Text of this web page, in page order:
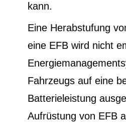
kann.
Eine Herabstufung
eine EFB wird nicht
Fahrzeugs auf eine
Batterieleistung
Aufrüstung von EFB